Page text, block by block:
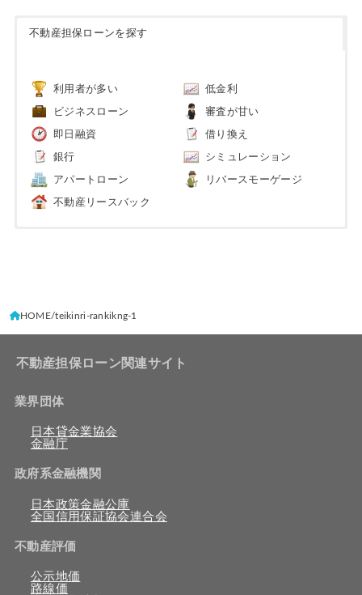
不動産担保ローンを探す
利用者が多い 低金利
ビジネスローン 審査が甘い
即日融資 借り換え
銀行 シミュレーション
アパートローン リバースモーゲージ
不動産リースバック
HOME teikinri-rankikng-1
不動産担保ローン関連サイト
業界団体
日本貸金業協会
金融庁
政府系金融機関
日本政策金融公庫
全国信用保証協会連合会
不動産評価
公示地価
路線価